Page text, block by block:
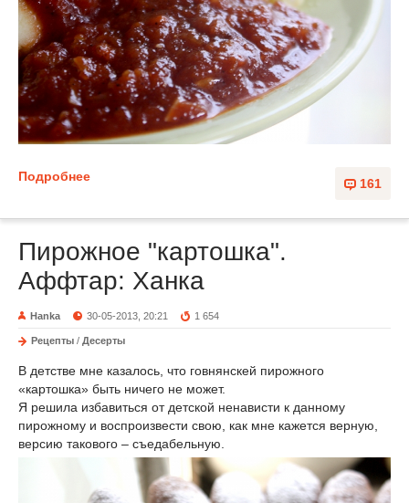
161
Подробнее
Пирожное "картошка".
Аффтар: Ханка
Hanka 30-05-2013, 20:21 1 654
Рецепты / Десерты
В детстве мне казалось, что говнянскей пирожного
«картошка» быть ничего не может.
Я решила избавиться от детской ненависти к данному
пирожному и воспроизвести свою, как мне кажется верную,
версию такового – съедабельную.